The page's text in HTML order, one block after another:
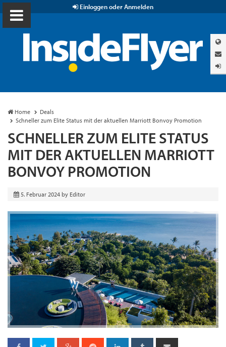
Einloggen oder Anmelden
Home
Deals
Schneller zum Elite Status mit der aktuellen Marriott Bonvoy Promotion
SCHNELLER ZUM ELITE STATUS
MIT DER AKTUELLEN MARRIOTT
BONVOY PROMOTION
5. Februar 2024 by Editor